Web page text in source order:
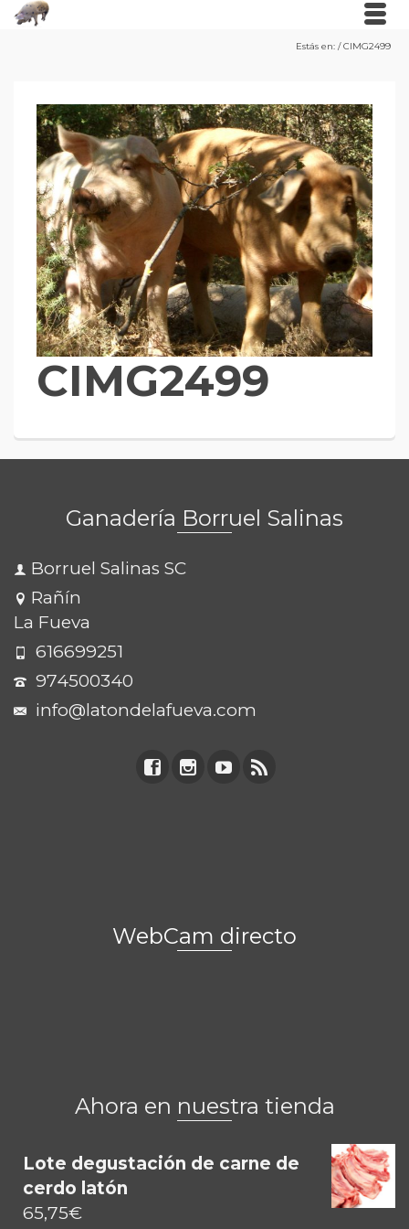
Estás en: /CIMG2499
CIMG2499
Ganadería Borruel Salinas
Borruel Salinas SC
Rañín
La Fueva
616699251
974500340
info@latondelafueva.com
WebCam directo
Ahora en nuestra tienda
Lote degustación de carne de
cerdo latón
65,75€